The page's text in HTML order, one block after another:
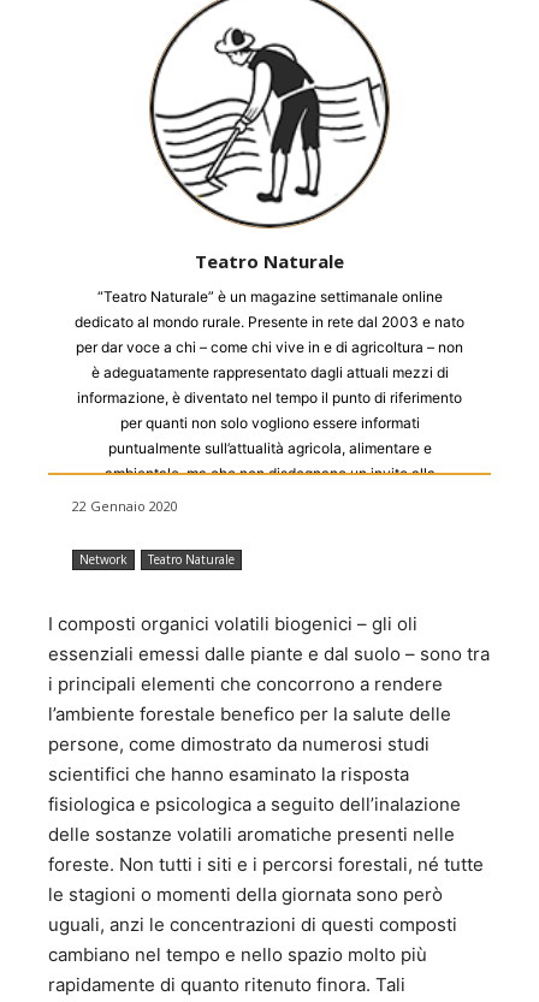
Teatro Naturale
“Teatro Naturale” è un magazine settimanale online
dedicato al mondo rurale. Presente in rete dal 2003 e nato
per dar voce a chi – come chi vive in e di agricoltura – non
è adeguatamente rappresentato dagli attuali mezzi di
informazione, è diventato nel tempo il punto di riferimento
per quanti non solo vogliono essere informati
puntualmente sull’attualità agricola, alimentare e
ambientale, ma che non disdegnano un invito alla
riflessione e alla rinascita di un pensiero rurale libero,
che il mondo rurale non solo debba tutelarsi e proteggersi,
ma anche evolversi e che la qualità dei prodotti possa
alla collaborazione con Teatro Naturale ripropone alcuni
degli articoli più interessanti pubblicati settimanalmente.
22 Gennaio 2020
Network Teatro Naturale
I composti organici volatili biogenici – gli oli
essenziali emessi dalle piante e dal suolo – sono tra
i principali elementi che concorrono a rendere
l’ambiente forestale benefico per la salute delle
persone, come dimostrato da numerosi studi
scientifici che hanno esaminato la risposta
fisiologica e psicologica a seguito dell’inalazione
delle sostanze volatili aromatiche presenti nelle
foreste. Non tutti i siti e i percorsi forestali, né tutte
le stagioni o momenti della giornata sono però
uguali, anzi le concentrazioni di questi composti
cambiano nel tempo e nello spazio molto più
rapidamente di quanto ritenuto finora. Tali